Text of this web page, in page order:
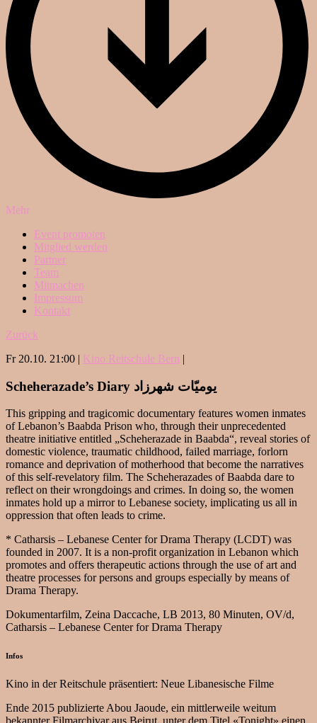
Mehr
Event promoten
Mitglied werden
Partner
Team
Mitmachen
Impressum
Kontakt
Zurück
Fr 20.10. 21:00 | Kino Reitschule Bern |
Scheherazade’s Diary يوميّات شهرزاد
This gripping and tragicomic documentary features women inmates
of Lebanon’s Baabda Prison who, through their unprecedented
theatre initiative entitled „Scheherazade in Baabda“, reveal stories of
domestic violence, traumatic childhood, failed marriage, forlorn
romance and deprivation of motherhood that become the narratives
of this self-revelatory film. The Scheherazades of Baabda dare to
reflect on their wrongdoings and crimes. In doing so, the women
inmates hold up a mirror to Lebanese society, implicating us all in
oppression that often leads to crime.
* Catharsis – Lebanese Center for Drama Therapy (LCDT) was
founded in 2007. It is a non-profit organization in Lebanon which
promotes and offers therapeutic actions through the use of art and
theatre processes for persons and groups especially by means of
Drama Therapy.
Dokumentarfilm, Zeina Daccache, LB 2013, 80 Minuten, OV/d,
Catharsis – Lebanese Center for Drama Therapy
Infos
Kino in der Reitschule präsentiert: Neue Libanesische Filme
Ende 2015 publizierte Abou Jaoude, ein mittlerweile weitum